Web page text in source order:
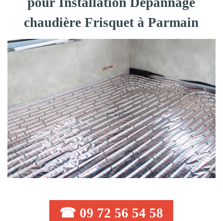
chaudière Frisquet à Parmain
☎ 09 72 56 54 58